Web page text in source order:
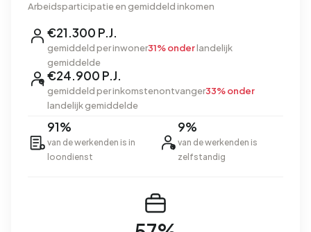
Arbeidsparticipatie en gemiddeld inkomen
€21.300 P.J.
gemiddeld per inwoner31% onderlandelijk
gemiddelde
€24.900 P.J.
gemiddeld per inkomstenontvanger33% onder
landelijk gemiddelde
91%
van de werkenden is in
loondienst
9%
van de werkenden is
zelfstandig